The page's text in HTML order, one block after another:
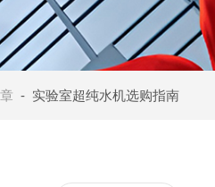
- 实验室超纯水机选购指南